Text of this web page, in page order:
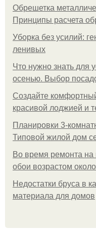
Обрешетка
Принципы расчета
Уборка без усилий:
ленивых
Что нужно знать для
осенью. Выбор
Создайте
красивой лоджией и
Планировки 3-
Типовой жилой дом
Во время ремонта на
обои возрастом
Недостатки бруса в
материала для домов